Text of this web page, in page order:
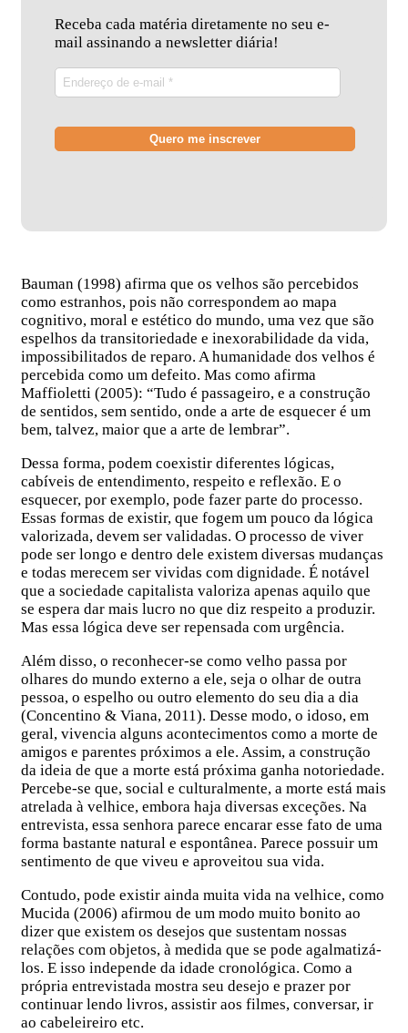
Receba cada matéria diretamente no seu e-
mail assinando a newsletter diária!
Bauman (1998) afirma que os velhos são percebidos
como estranhos, pois não correspondem ao mapa
cognitivo, moral e estético do mundo, uma vez que são
espelhos da transitoriedade e inexorabilidade da vida,
impossibilitados de reparo. A humanidade dos velhos é
percebida como um defeito. Mas como afirma
Maffioletti (2005): “Tudo é passageiro, e a construção
de sentidos, sem sentido, onde a arte de esquecer é um
bem, talvez, maior que a arte de lembrar”.
Dessa forma, podem coexistir diferentes lógicas,
cabíveis de entendimento, respeito e reflexão. E o
esquecer, por exemplo, pode fazer parte do processo.
Essas formas de existir, que fogem um pouco da lógica
valorizada, devem ser validadas. O processo de viver
pode ser longo e dentro dele existem diversas mudanças
e todas merecem ser vividas com dignidade. É notável
que a sociedade capitalista valoriza apenas aquilo que
se espera dar mais lucro no que diz respeito a produzir.
Mas essa lógica deve ser repensada com urgência.
Além disso, o reconhecer-se como velho passa por
olhares do mundo externo a ele, seja o olhar de outra
pessoa, o espelho ou outro elemento do seu dia a dia
(Concentino & Viana, 2011). Desse modo, o idoso, em
geral, vivencia alguns acontecimentos como a morte de
amigos e parentes próximos a ele. Assim, a construção
da ideia de que a morte está próxima ganha notoriedade.
Percebe-se que, social e culturalmente, a morte está mais
atrelada à velhice, embora haja diversas exceções. Na
entrevista, essa senhora parece encarar esse fato de uma
forma bastante natural e espontânea. Parece possuir um
sentimento de que viveu e aproveitou sua vida.
Contudo, pode existir ainda muita vida na velhice, como
Mucida (2006) afirmou de um modo muito bonito ao
dizer que existem os desejos que sustentam nossas
relações com objetos, à medida que se pode agalmatizá-
los. E isso independe da idade cronológica. Como a
própria entrevistada mostra seu desejo e prazer por
continuar lendo livros, assistir aos filmes, conversar, ir
ao cabeleireiro etc.